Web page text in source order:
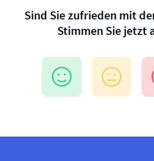
Sind Sie zufrieden mit
Stimmen Sie jetzt